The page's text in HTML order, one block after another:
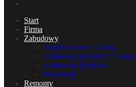
Start
Firma
Zabudowy
Zabudowy do 7.5 tony
Zabudowy powyżej 7.5 tony
Zabudowy piętrowe
Przyczepy
Remonty